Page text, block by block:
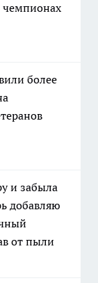
более
и забыла
добавляю
от пыли